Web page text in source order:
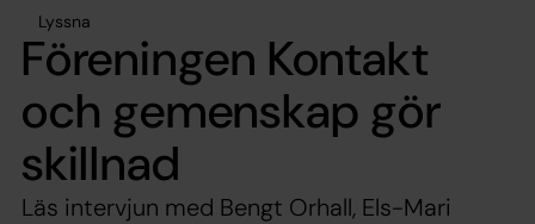
Lyssna
Föreningen Kontakt
och gemenskap gör
skillnad
Läs intervjun med Bengt Orhall, Els-Mari